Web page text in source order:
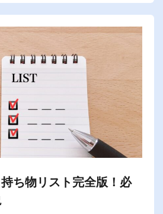
持ち物リスト完全版！必